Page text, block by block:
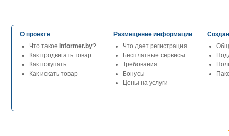
О проекте
Что такое Informer.by?
Как продвигать товар
Как покупать
Как искать товар
Размещение информации
Что дает регистрация
Бесплатные сервисы
Требования
Бонусы
Цены на услуги